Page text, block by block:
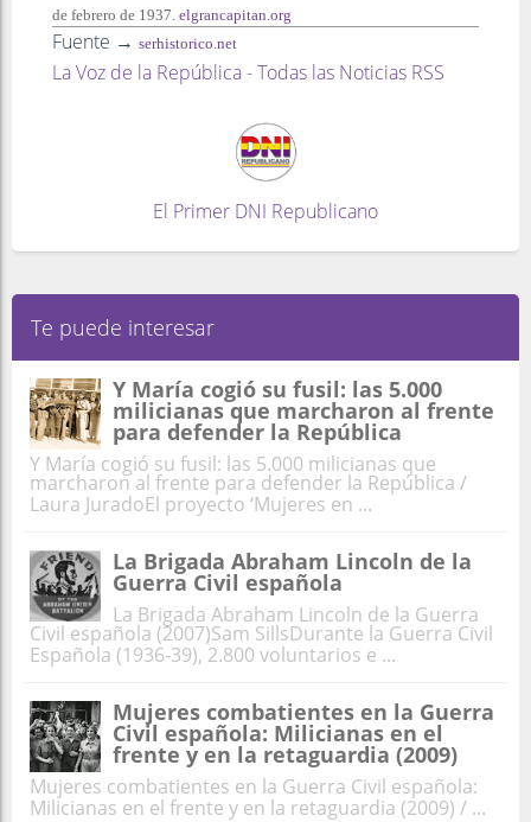
de febrero de 1937. elgrancapitan.org
Fuente → serhistorico.net
La Voz de la República - Todas las Noticias RSS
El Primer DNI Republicano
Te puede interesar
Y María cogió su fusil: las 5.000
milicianas que marcharon al frente
para defender la República
Y María cogió su fusil: las 5.000 milicianas que
marcharon al frente para defender la República /
Laura JuradoEl proyecto ‘Mujeres en ...
La Brigada Abraham Lincoln de la
Guerra Civil española
La Brigada Abraham Lincoln de la Guerra
Civil española (2007)Sam SillsDurante la Guerra Civil
Española (1936-39), 2.800 voluntarios e ...
Mujeres combatientes en la Guerra
Civil española: Milicianas en el
frente y en la retaguardia (2009)
Mujeres combatientes en la Guerra Civil española:
Milicianas en el frente y en la retaguardia (2009) / ...